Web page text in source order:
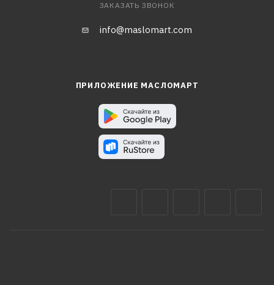
ЗАКАЗАТЬ ЗВОНОК
info@maslomart.com
ПРИЛОЖЕНИЕ МАСЛОМАРТ